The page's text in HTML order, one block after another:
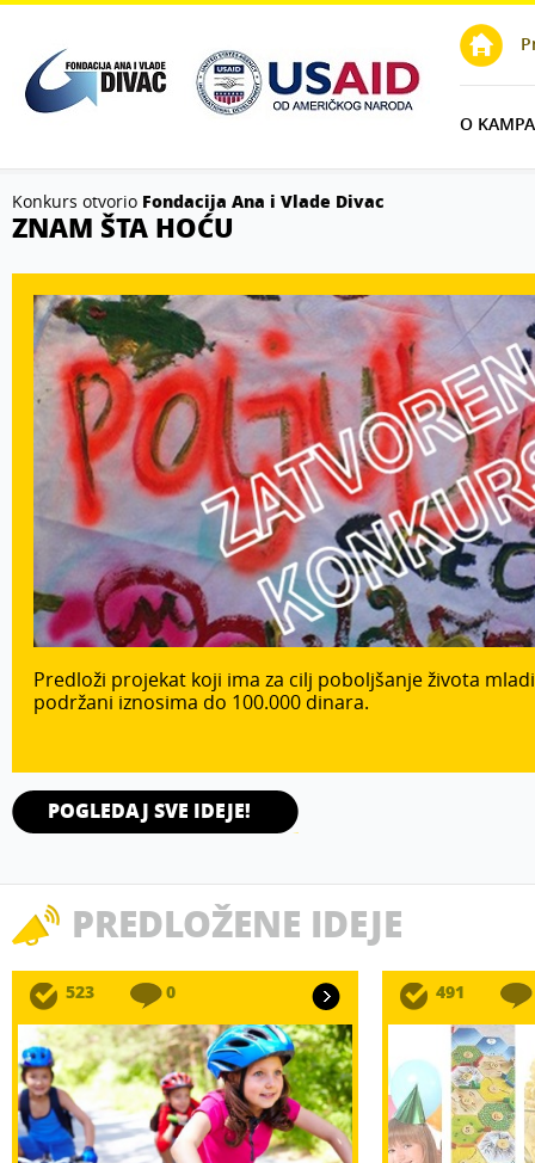
O
Konkurs otvorio Fondacija Ana i Vlade Divac
ZNAM ŠTA HOĆU
Predloži projekat koji ima za cilj poboljšanje života
podržani iznosima do 100.000 dinara.
POGLEDAJ SVE IDEJE!
PREDLOŽENE IDEJE
523 0 491